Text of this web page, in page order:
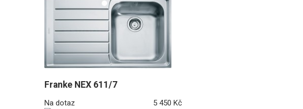
Franke NEX 611/7
Na dotaz 5 450 Kč